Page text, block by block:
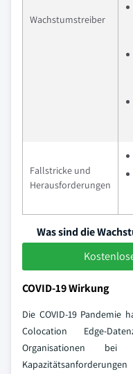
Wachstumstreiber
Fallstricke und
Herausforderungen
Was sind die
COVID-19 Wirkung
Die COVID-19 Pandemie
Colocation Edge-
Organisationen